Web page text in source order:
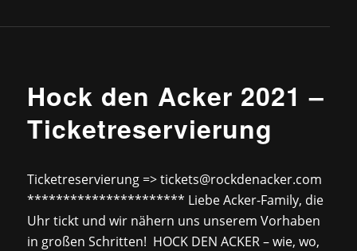
Hock den Acker 2021 –
Ticketreservierung
Ticketreservierung => tickets@rockdenacker.com
********************** Liebe Acker-Family, die
Uhr tickt und wir nähern uns unserem Vorhaben
in großen Schritten! ‍ HOCK DEN ACKER – wie, wo,